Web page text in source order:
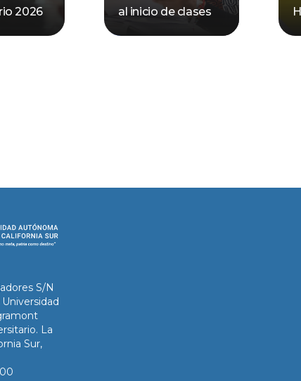
2026
al inicio de clases
S/N
La
Sur,